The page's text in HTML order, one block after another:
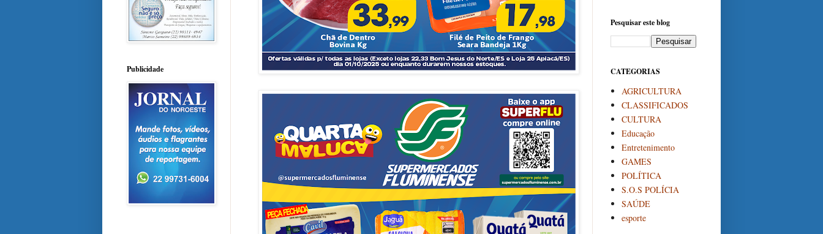
Publicidade
Pesquisar este blog
CATEGORIAS
AGRICULTURA
CLASSIFICADOS
CULTURA
Educação
Entretenimento
GAMES
POLÍTICA
S.O.S POLÍCIA
SAÚDE
esporte